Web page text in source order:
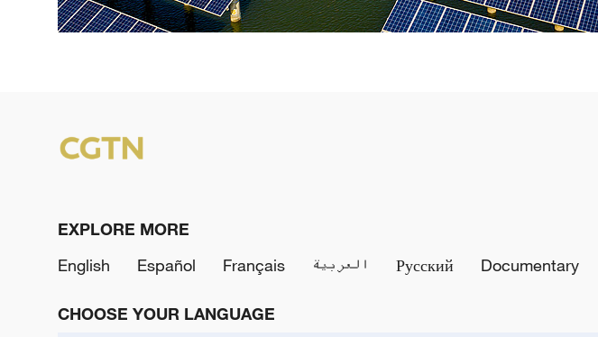
EXPLORE MORE
English
Español Français العربية Русский Documentary
CHOOSE YOUR LANGUAGE